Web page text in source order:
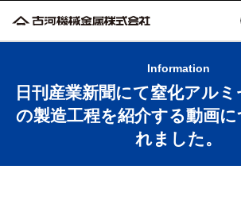
Information
日刊産業新聞にて窒化アル
の製造工程を紹介する動画
れました。